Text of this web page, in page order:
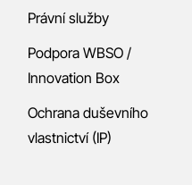
Právní služby
Podpora WBSO /
Innovation Box
Ochrana duševního
vlastnictví (IP)